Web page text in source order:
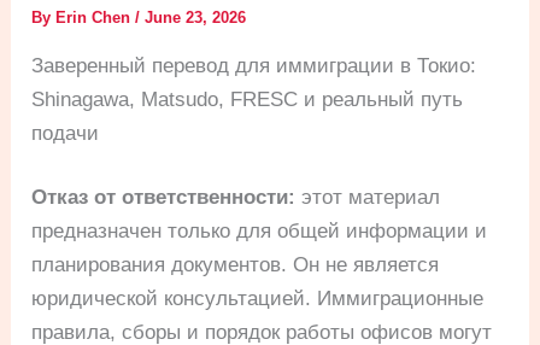
ByErin Chen/June 23, 2026
Заверенный перевод для иммиграции в Токио:
Shinagawa, Matsudo, FRESC и реальный путь
подачи
Отказ от ответственности: этот материал
предназначен только для общей информации и
планирования документов. Он не является
юридической консультацией. Иммиграционные
правила, сборы и порядок работы офисов могут